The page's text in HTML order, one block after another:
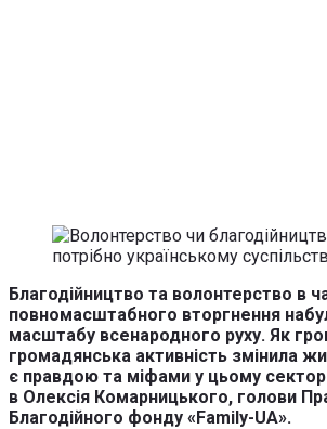
Благодійництво та волонтерство в
повномасштабного вторгнення
масштабу всенародного руху. Як
громадянська активність змінила
є правдою та міфами у цьому
в Олексія Комарницького, голови
Благодійного фонду «Family-UA».